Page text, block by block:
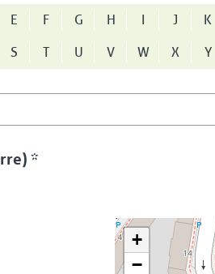
E F G H I J K
S T U V W X Y
*
+
−